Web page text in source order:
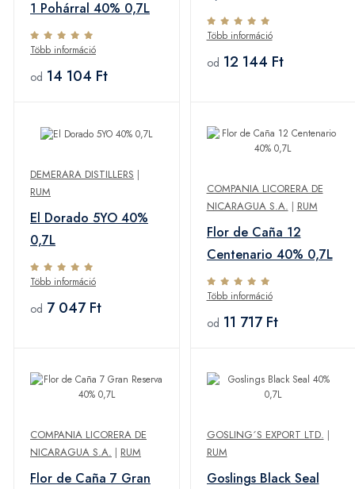
1 Pohárral 40% 0,7L
Több információ
od 14 104 Ft
Több információ
od 12 144 Ft
DEMERARA DISTILLERS |
RUM
El Dorado 5YO 40%
0,7L
Több információ
od 7 047 Ft
COMPANIA LICORERA DE
NICARAGUA S.A. | RUM
Flor de Caña 12
Centenario 40% 0,7L
Több információ
od 11 717 Ft
COMPANIA LICORERA DE
NICARAGUA S.A. | RUM
Flor de Caña 7 Gran
GOSLING´S EXPORT LTD. |
RUM
Goslings Black Seal